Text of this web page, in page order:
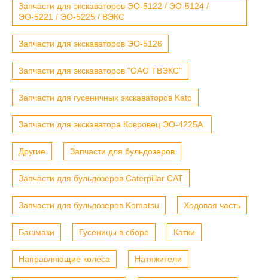
Запчасти для экскаваторов ЭО-5122 / ЭО-5124 /
ЭО-5221 / ЭО-5225 / ВЭКС
Запчасти для экскаваторов ЭО-5126
Запчасти для экскаваторов "ОАО ТВЭКС"
Запчасти для гусеничных экскаваторов Kato
Запчасти для экскаватора Ковровец ЭО-4225А.
Другие Запчасти для бульдозеров
Запчасти для бульдозеров Caterpillar CAT
Запчасти для бульдозеров Komatsu Ходовая часть
Башмаки Гусеницы в сборе Катки
Направляющие колеса Натяжители